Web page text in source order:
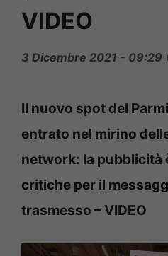
VIDEO
3 Dicembre 2021 - 09:29
Il nuovo spot del
entrato nel mirino
network: la pubblicità
critiche per il
trasmesso – VIDEO